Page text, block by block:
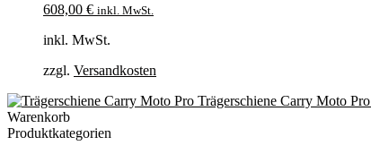
608,00 € inkl. MwSt.
inkl. MwSt.
zzgl. Versandkosten
Trägerschiene Carry Moto Pro
Warenkorb
Produktkategorien